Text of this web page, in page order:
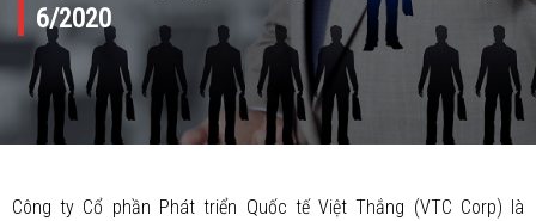
6/2020
Công ty Cổ phần Phát triển Quốc tế Việt Thắng (VTC Corp) là